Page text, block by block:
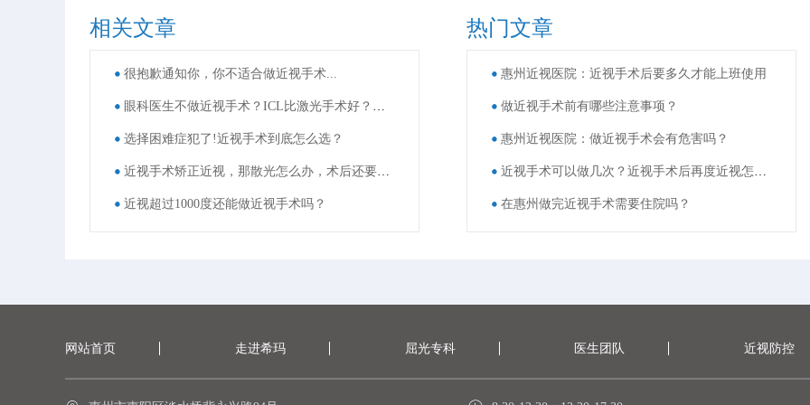
相关文章
很抱歉通知你，你不适合做近视手术...
眼科医生不做近视手术？ICL比激光手术好？这些近视手术谣言，别再信了！
选择困难症犯了!近视手术到底怎么选？
近视手术矫正近视，那散光怎么办，术后还要戴眼镜吗？
近视超过1000度还能做近视手术吗？
热门文章
惠州近视医院：近视手术后要多久才能上班使用
做近视手术前有哪些注意事项？
惠州近视医院：做近视手术会有危害吗？
近视手术可以做几次？近视手术后再度近视怎么办？
在惠州做完近视手术需要住院吗？
网站首页 走进希玛 屈光专科 医生团队 近视防控